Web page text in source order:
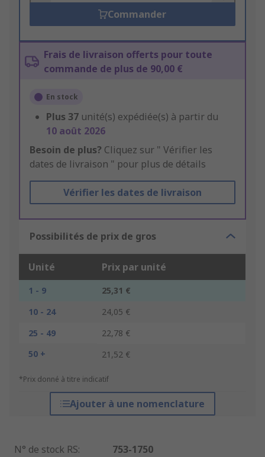
Commander
Frais de livraison offerts pour toute
commande de plus de 90,00 €
En stock
Plus 37 unité(s) expédiée(s) à partir du
10 août 2026
Besoin de plus? Cliquez sur " Vérifier les
dates de livraison " pour plus de détails
Vérifier les dates de livraison
Possibilités de prix de gros
Unité Prix par unité
1 - 9
25,31 €
10 - 24
24,05 €
25 - 49
22,78 €
50 +
21,52 €
*Prix donné à titre indicatif
Ajouter à une nomenclature
N° de stock RS:
753-1750